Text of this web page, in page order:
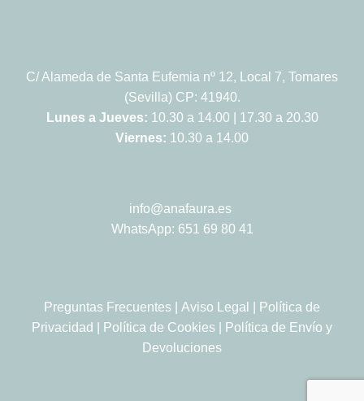
C/ Alameda de Santa Eufemia nº 12, Local 7, Tomares
(Sevilla) CP: 41940.
Lunes a Jueves: 10.30 a 14.00 | 17.30 a 20.30
Viernes: 10.30 a 14.00
info@anafaura.es
WhatsApp: 651 69 80 41
Preguntas Frecuentes Aviso Legal
Política de
Privacidad
Política de Cookies
Política de Envío y
Devoluciones